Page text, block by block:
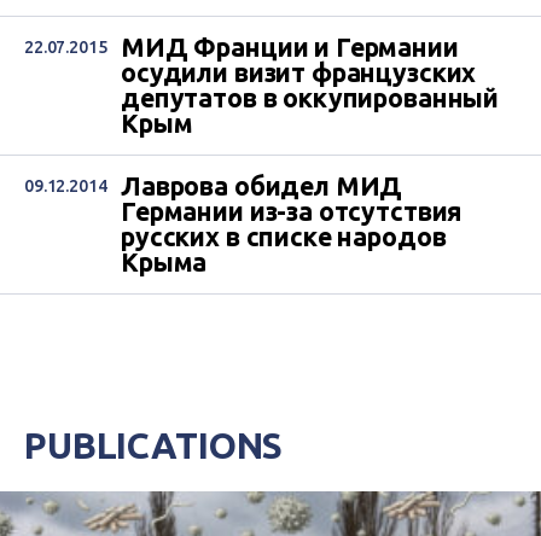
22.07.2015
МИД Франции и Германии
осудили визит французских
депутатов в оккупированный
Крым
09.12.2014
Лаврова обидел МИД
Германии из-за отсутствия
русских в списке народов
Крыма
PUBLICATIONS